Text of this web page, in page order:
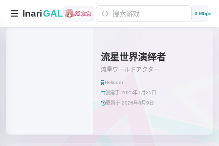
InariGAL 0 Mbps
流星世界演绎者
流星ワールドアクター
Heliodor
创建于 2025年7月25日
更新于 2026年8月9日